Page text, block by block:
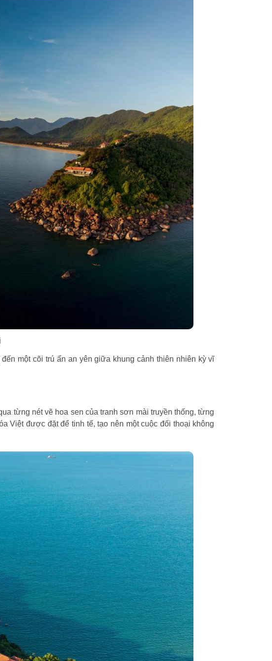
một cõi trú ẩn an yên giữa khung cảnh thiên nhiên kỳ vĩ
từng nét vẽ hoa sen của tranh sơn mài truyền thống, từng
Việt được đặt để tinh tế, tạo nên một cuộc đối thoại không